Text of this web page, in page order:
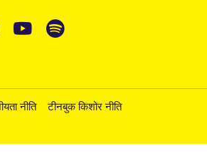
नीति टीनबुक किशोर नीति